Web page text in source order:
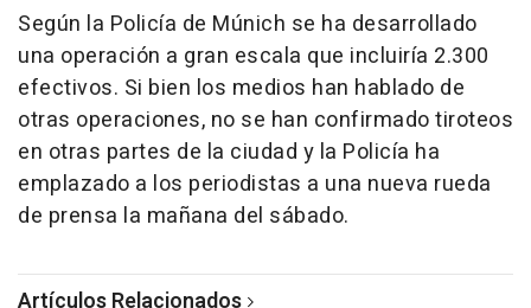
Según la Policía de Múnich se ha desarrollado
una operación a gran escala que incluiría 2.300
efectivos. Si bien los medios han hablado de
otras operaciones, no se han confirmado tiroteos
en otras partes de la ciudad y la Policía ha
emplazado a los periodistas a una nueva rueda
de prensa la mañana del sábado.
Artículos Relacionados